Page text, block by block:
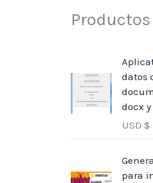
Productos
datos
docx y
USD $
para